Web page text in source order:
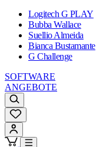
Logitech G PLAY
Bubba Wallace
Suellio Almeida
Bianca Bustamante
G Challenge
SOFTWARE
ANGEBOTE